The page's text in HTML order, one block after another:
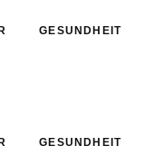
GESUNDHEIT
GESUNDHEIT